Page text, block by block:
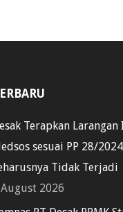
Terapkan
sesuai PP 28/
Tidak Terjadi
2026